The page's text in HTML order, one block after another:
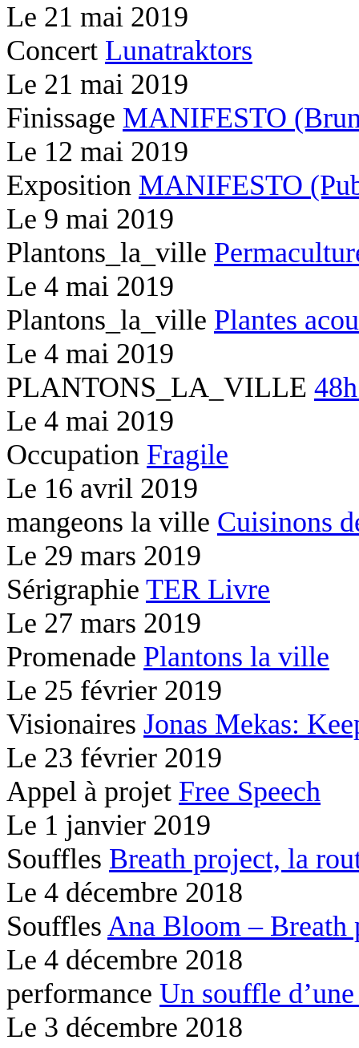
Le 21 mai 2019
Concert Lunatraktors
Le 21 mai 2019
Finissage MANIFESTO
Le 12 mai 2019
Exposition MANIFESTO
Le 9 mai 2019
Plantons_la_ville
Le 4 mai 2019
Plantons_la_ville Plantes
Le 4 mai 2019
PLANTONS_LA_VILLE
Le 4 mai 2019
Occupation Fragile
Le 16 avril 2019
mangeons la ville Cuisinons
Le 29 mars 2019
Sérigraphie TER Livre
Le 27 mars 2019
Promenade Plantons la ville
Le 25 février 2019
Visionaires Jonas Mekas:
Le 23 février 2019
Appel à projet Free Speech
Le 1 janvier 2019
Souffles Breath project, la
Le 4 décembre 2018
Souffles Ana Bloom –
Le 4 décembre 2018
performance Un souffle
Le 3 décembre 2018